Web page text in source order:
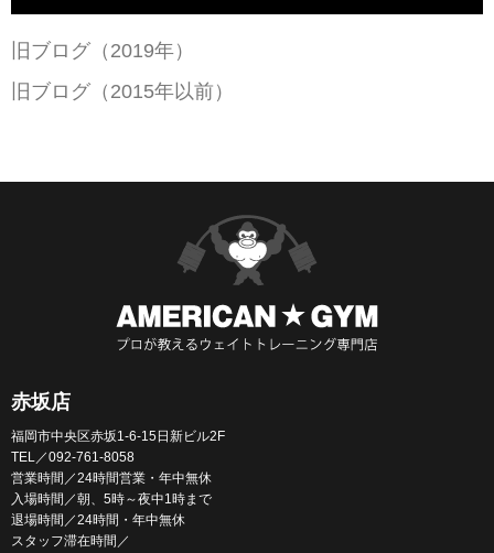
旧ブログ（2019年）
旧ブログ（2015年以前）
赤坂店
福岡市中央区赤坂1-6-15日新ビル2F
TEL／092-761-8058
営業時間／24時間営業・年中無休
入場時間／朝、5時～夜中1時まで
退場時間／24時間・年中無休
スタッフ滞在時間／